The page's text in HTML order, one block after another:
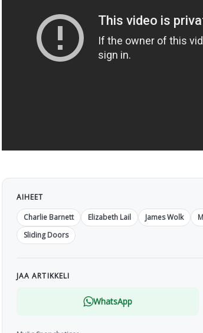
AIHEET
Charlie Barnett
Elizabeth Lail James Wolk
Sliding Doors
JAA ARTIKKELI
WhatsApp